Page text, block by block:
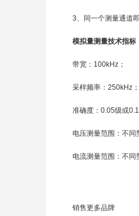
3、同一个测量通道
模拟量测量技术指标
带宽 ：100kHz；
采样频率 ：250kHz；
准确度 ：0.05级或
电压测量范围：不
电流测量范围：不
销售更多品牌